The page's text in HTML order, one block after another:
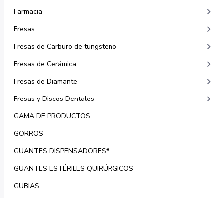
Farmacia
keyboard_arrow_right
Fresas keyboard_arrow_right
Fresas de Carburo de tungsteno keyboard_arrow_right
Fresas de Cerámica keyboard_arrow_right
Fresas de Diamante keyboard_arrow_right
Fresas y Discos Dentales keyboard_arrow_right
GAMA DE PRODUCTOS
GORROS
GUANTES DISPENSADORES*
GUANTES ESTÉRILES QUIRÚRGICOS
GUBIAS